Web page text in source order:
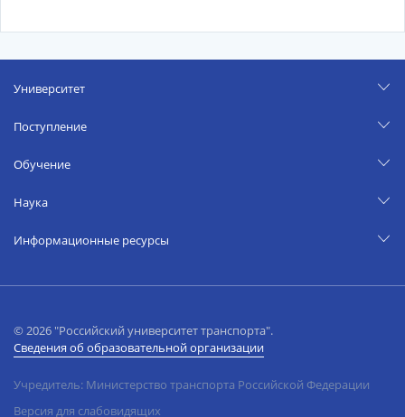
Университет
Поступление
Обучение
Наука
Информационные ресурсы
© 2026 "Российский университет транспорта".
Сведения об образовательной организации
Учредитель: Министерство транспорта Российской Федерации
Версия для слабовидящих